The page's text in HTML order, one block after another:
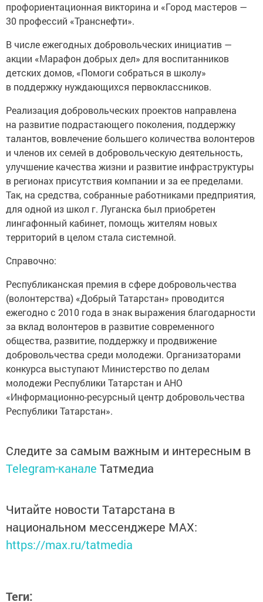
профориентационная викторина и «Город мастеров —
30 профессий «Транснефти».
В числе ежегодных добровольческих инициатив —
акции «Марафон добрых дел» для воспитанников
детских домов, «Помоги собраться в школу»
в поддержку нуждающихся первоклассников.
Реализация добровольческих проектов направлена
на развитие подрастающего поколения, поддержку
талантов, вовлечение большего количества волонтеров
и членов их семей в добровольческую деятельность,
улучшение качества жизни и развитие инфраструктуры
в регионах присутствия компании и за ее пределами.
Так, на средства, собранные работниками предприятия,
для одной из школ г. Луганска был приобретен
лингафонный кабинет, помощь жителям новых
территорий в целом стала системной.
Справочно:
Республиканская премия в сфере добровольчества
(волонтерства) «Добрый Татарстан» проводится
ежегодно с 2010 года в знак выражения благодарности
за вклад волонтеров в развитие современного
общества, развитие, поддержку и продвижение
добровольчества среди молодежи. Организаторами
конкурса выступают Министерство по делам
молодежи Республики Татарстан и АНО
«Информационно-ресурсный центр добровольчества
Республики Татарстан».
Следите за самым важным и интересным в
Telegram-канале Татмедиа
Читайте новости Татарстана в
национальном мессенджере MАХ:
https://max.ru/tatmedia
Теги: